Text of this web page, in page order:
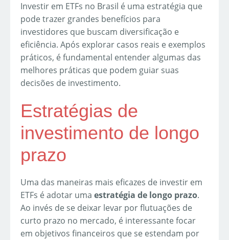
Investir em ETFs no Brasil é uma estratégia que
pode trazer grandes benefícios para
investidores que buscam diversificação e
eficiência. Após explorar casos reais e exemplos
práticos, é fundamental entender algumas das
melhores práticas que podem guiar suas
decisões de investimento.
Estratégias de
investimento de longo
prazo
Uma das maneiras mais eficazes de investir em
ETFs é adotar uma estratégia de longo prazo.
Ao invés de se deixar levar por flutuações de
curto prazo no mercado, é interessante focar
em objetivos financeiros que se estendam por